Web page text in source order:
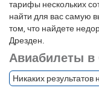
тарифы нескольких
найти для вас самую
том, что найдете
Дрезден.
Авиабилеты в
Никаких результатов